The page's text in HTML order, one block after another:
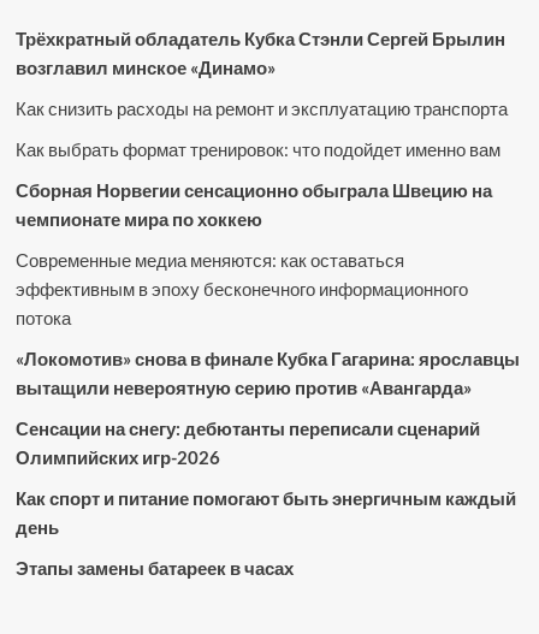
Трёхкратный обладатель Кубка Стэнли Сергей Брылин
возглавил минское «Динамо»
Как снизить расходы на ремонт и эксплуатацию транспорта
Как выбрать формат тренировок: что подойдет именно вам
Сборная Норвегии сенсационно обыграла Швецию на
чемпионате мира по хоккею
Современные медиа меняются: как оставаться
эффективным в эпоху бесконечного информационного
потока
«Локомотив» снова в финале Кубка Гагарина: ярославцы
вытащили невероятную серию против «Авангарда»
Сенсации на снегу: дебютанты переписали сценарий
Олимпийских игр-2026
Как спорт и питание помогают быть энергичным каждый
день
Этапы замены батареек в часах